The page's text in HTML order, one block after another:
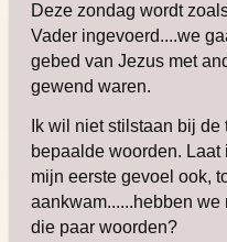
Deze zondag wordt
Vader ingevoerd....we
gebed van Jezus met
gewend waren.
Ik wil niet stilstaan bij
bepaalde woorden.
mijn eerste gevoel ook,
aankwam......hebben we
die paar woorden?